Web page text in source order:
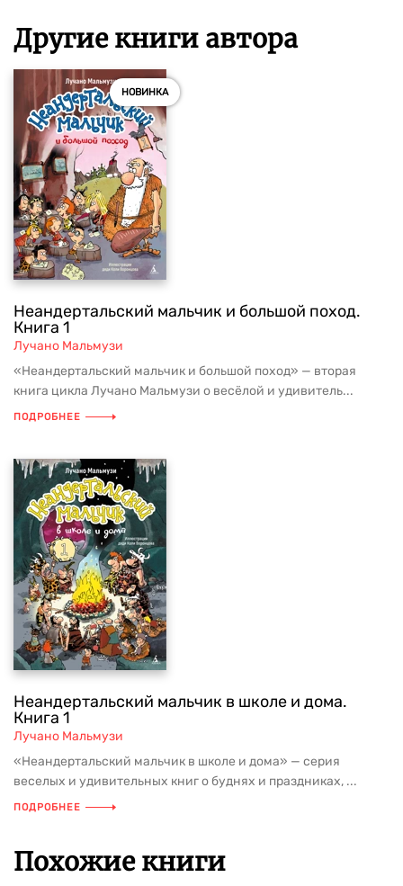
Другие книги автора
НОВИНКА
Неандертальский мальчик и большой поход.
Книга 1
Лучано Мальмузи
«Неандертальский мальчик и большой поход» — вторая
книга цикла Лучано Мальмузи о весёлой и удивитель...
ПОДРОБНЕЕ
Неандертальский мальчик в школе и дома.
Книга 1
Лучано Мальмузи
«Неандертальский мальчик в школе и дома» — серия
веселых и удивительных книг о буднях и праздниках, ...
ПОДРОБНЕЕ
Похожие книги